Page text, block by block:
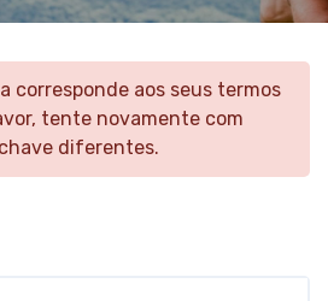
corresponde aos seus termos
tente novamente com
diferentes.